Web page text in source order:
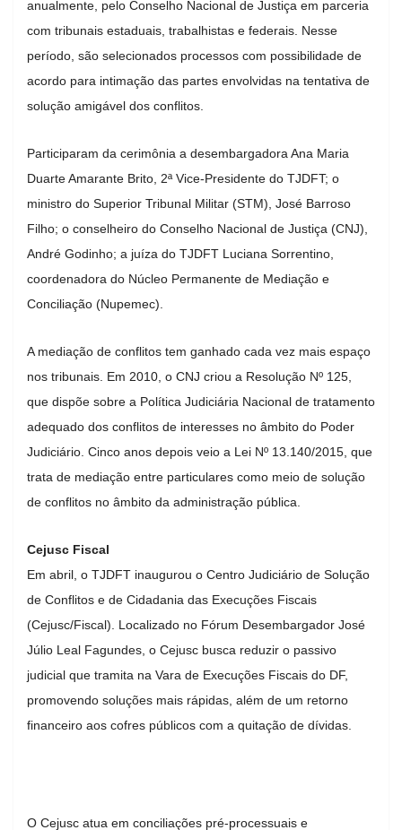
anualmente, pelo Conselho Nacional de Justiça em parceria
com tribunais estaduais, trabalhistas e federais. Nesse
período, são selecionados processos com possibilidade de
acordo para intimação das partes envolvidas na tentativa de
solução amigável dos conflitos.
Participaram da cerimônia a desembargadora Ana Maria
Duarte Amarante Brito, 2ª Vice-Presidente do TJDFT; o
ministro do Superior Tribunal Militar (STM), José Barroso
Filho; o conselheiro do Conselho Nacional de Justiça (CNJ),
André Godinho; a juíza do TJDFT Luciana Sorrentino,
coordenadora do Núcleo Permanente de Mediação e
Conciliação (Nupemec).
A mediação de conflitos tem ganhado cada vez mais espaço
nos tribunais. Em 2010, o CNJ criou a Resolução Nº 125,
que dispõe sobre a Política Judiciária Nacional de tratamento
adequado dos conflitos de interesses no âmbito do Poder
Judiciário. Cinco anos depois veio a Lei Nº 13.140/2015, que
trata de mediação entre particulares como meio de solução
de conflitos no âmbito da administração pública.
Cejusc Fiscal
Em abril, o TJDFT inaugurou o Centro Judiciário de Solução
de Conflitos e de Cidadania das Execuções Fiscais
(Cejusc/Fiscal). Localizado no Fórum Desembargador José
Júlio Leal Fagundes, o Cejusc busca reduzir o passivo
judicial que tramita na Vara de Execuções Fiscais do DF,
promovendo soluções mais rápidas, além de um retorno
financeiro aos cofres públicos com a quitação de dívidas.
O Cejusc atua em conciliações pré-processuais e